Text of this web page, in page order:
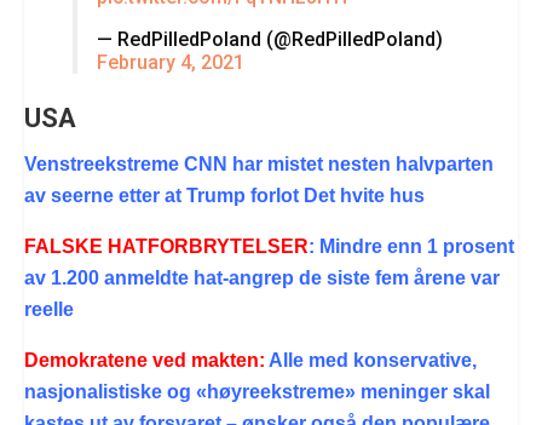
— RedPilledPoland (@RedPilledPoland)
February 4, 2021
USA
Venstreekstreme CNN har mistet nesten halvparten
av seerne etter at Trump forlot Det hvite hus
FALSKE HATFORBRYTELSER: Mindre enn 1 prosent
av 1.200 anmeldte hat-angrep de siste fem årene var
reelle
Demokratene ved makten: Alle med konservative,
nasjonalistiske og «høyreekstreme» meninger skal